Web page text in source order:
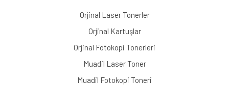
Orjinal Laser Tonerler
Orjinal Kartuşlar
Orjinal Fotokopi Tonerleri
Muadil Laser Toner
Muadil Fotokopi Toneri